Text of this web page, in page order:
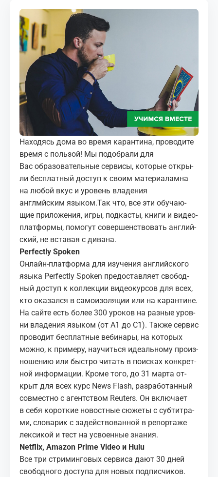
UZ-PIN
Находясь дома во время карантина, проводите
время с пользой! Мы подобрали для
Вас образовательные сервисы, которые от­кры­
ли бес­плат­ный до­ступ к сво­им ма­те­ри­а­ламна
на любой вкус и уровень владения
англмйским языком.Так что, все эти обу­ча­ю­
щие при­ло­же­ния, игры, под­ка­сты, книги и ви­део­
плат­формы, помогут со­вер­шен­ство­вать ан­глий­
ский, не вста­вая с ди­ва­на.
Per­fectly Spo­ken
Он­лайн-плат­фор­ма для изу­че­ния ан­глий­ско­го
язы­ка Per­fectly Spo­ken предо­став­ля­ет сво­бод­
ный до­ступ к кол­лек­ции ви­део­кур­сов для всех,
кто ока­зал­ся в са­мо­изо­ля­ции или на ка­ран­тине.
На сай­те есть бо­лее 300 уро­ков на раз­ные уров­
ни вла­де­ния язы­ком (от A1 до C1). Так­же сер­вис
про­во­дит бес­плат­ные ве­би­на­ры, на ко­то­рых
мож­но, к при­ме­ру, на­учить­ся иде­аль­но­му про­из­
но­ше­нию или быст­ро чи­тать в по­ис­ках кон­крет­
ной ин­фор­ма­ции. Кро­ме того, до 31 мар­та от­
крыт для всех курс News Flash, раз­ра­бо­тан­ный
сов­мест­но с агент­ством Reuters. Он вклю­ча­ет
в себя ко­рот­кие но­вост­ные сю­же­ты с суб­тит­ра­
ми, сло­ва­рик с за­дей­ство­ван­ной в ре­пор­та­же
лек­си­кой и тест на усво­ен­ные зна­ния.
Net­flix, Ama­zon Prime Video и Hulu
Все три стри­мин­го­вых сер­ви­са дают 30 дней
сво­бод­но­го до­сту­па для но­вых под­пис­чи­ков.